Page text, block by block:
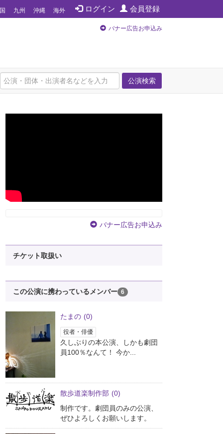
ログイン 会員登録
九州 沖縄 海外
バナー広告お申込み
公演検索
バナー広告お申込み
チケット取扱い
この公演に携わっているメンバー 6
たまの (0)
役者・俳優
久しぶりの本公演、しかも劇団
員100％なんて！ 今か...
散歩道楽制作部 (0)
制作です。劇団員のみの公演、
ぜひよろしくお願いします。